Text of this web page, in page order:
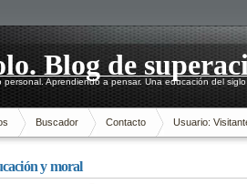
Blog de
personal. Aprendiendo a pensar. Una educación del
Buscador Contacto Usuario:
y moral